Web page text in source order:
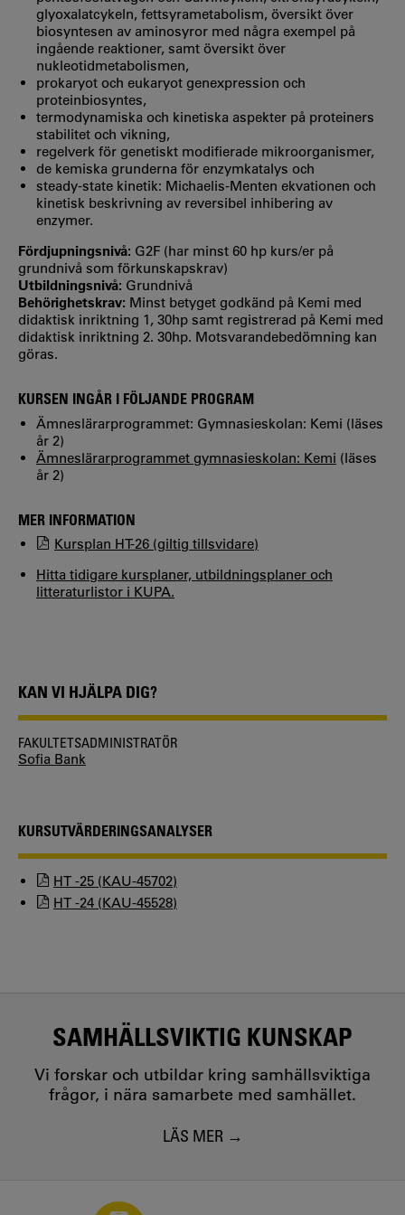
glyoxalatcykeln, fettsyrametabolism, översikt över
biosyntesen av aminosyror med några exempel på
ingående reaktioner, samt översikt över
nukleotidmetabolismen,
prokaryot och eukaryot genexpression och
proteinbiosyntes,
termodynamiska och kinetiska aspekter på proteiners
stabilitet och vikning,
regelverk för genetiskt modifierade mikroorganismer,
de kemiska grunderna för enzymkatalys och
steady-state kinetik: Michaelis-Menten ekvationen och
kinetisk beskrivning av reversibel inhibering av
enzymer.
Fördjupningsnivå: G2F (har minst 60 hp kurs/er på
grundnivå som förkunskapskrav)
Utbildningsnivå: Grundnivå
Behörighetskrav: Minst betyget godkänd på Kemi med
didaktisk inriktning 1, 30hp samt registrerad på Kemi med
didaktisk inriktning 2. 30hp. Motsvarandebedömning kan
göras.
KURSEN INGÅR I FÖLJANDE PROGRAM
Ämneslärarprogrammet: Gymnasieskolan: Kemi (läses
år 2)
Ämneslärarprogrammet gymnasieskolan: Kemi (läses
år 2)
MER INFORMATION
Kursplan HT-26 (giltig tillsvidare)
Hitta tidigare kursplaner, utbildningsplaner och
litteraturlistor i KUPA.
KAN VI HJÄLPA DIG?
FAKULTETSADMINISTRATÖR
Sofia Bank
KURSUTVÄRDERINGSANALYSER
HT -25 (KAU-45702)
HT -24 (KAU-45528)
SAMHÄLLSVIKTIG KUNSKAP
Vi forskar och utbildar kring samhällsviktiga
frågor, i nära samarbete med samhället.
LÄS MER